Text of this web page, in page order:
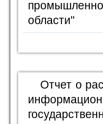
области"
Отчет о